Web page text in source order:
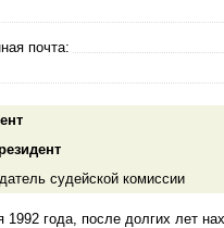
почта:
судейской комиссии
1992 года, после долгих лет